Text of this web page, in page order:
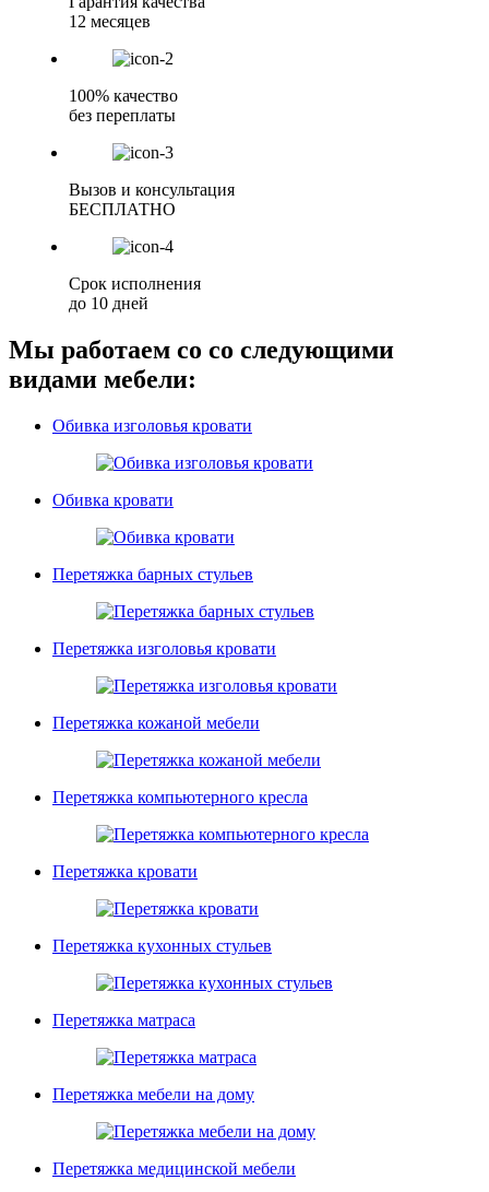
12 месяцев
100% качество
без переплаты
Вызов и консультация
БЕСПЛАТНО
Срок исполнения
до 10 дней
Мы работаем со со следующими
видами мебели:
Обивка изголовья кровати
Обивка кровати
Перетяжка барных стульев
Перетяжка изголовья кровати
Перетяжка кожаной мебели
Перетяжка компьютерного кресла
Перетяжка кровати
Перетяжка кухонных стульев
Перетяжка матраса
Перетяжка мебели на дому
Перетяжка медицинской мебели